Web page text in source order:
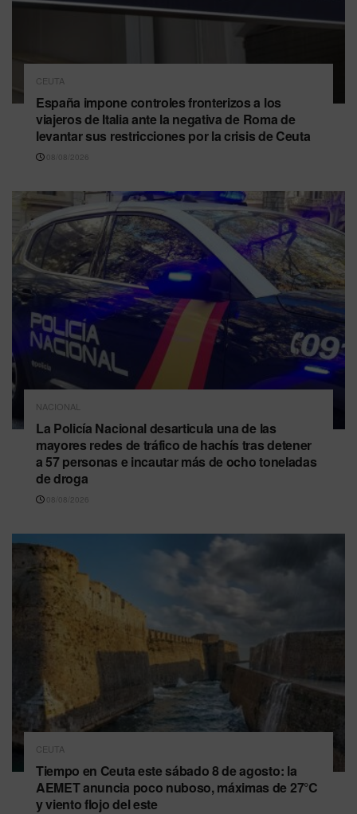
CEUTA
España impone controles fronterizos a los
viajeros de Italia ante la negativa de Roma de
levantar sus restricciones por la crisis de Ceuta
08/08/2026
NACIONAL
La Policía Nacional desarticula una de las
mayores redes de tráfico de hachís tras detener
a 57 personas e incautar más de ocho toneladas
de droga
08/08/2026
CEUTA
Tiempo en Ceuta este sábado 8 de agosto: la
AEMET anuncia poco nuboso, máximas de 27°C
y viento flojo del este